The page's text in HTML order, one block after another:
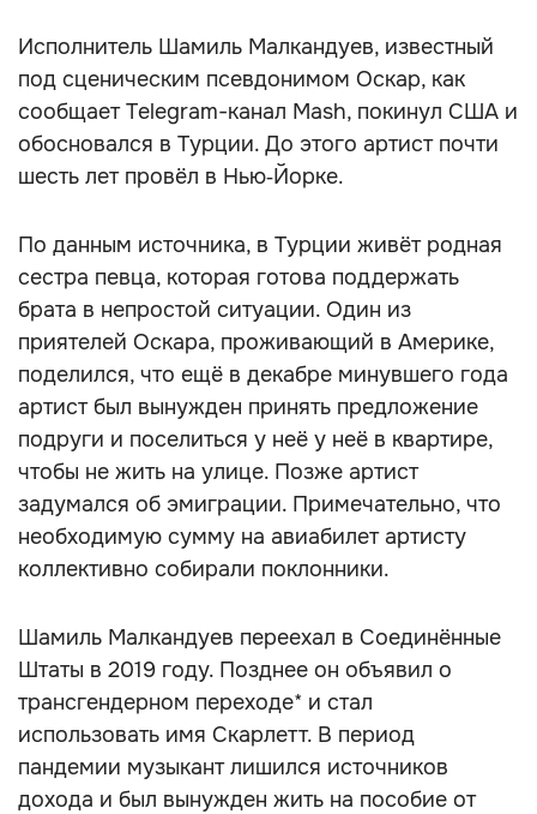
Исполнитель Шамиль Малкандуев, известный
под сценическим псевдонимом Оскар, как
сообщает Telegram-канал Mash, покинул США и
обосновался в Турции. До этого артист почти
шесть лет провёл в Нью‑Йорке.
По данным источника, в Турции живёт родная
сестра певца, которая готова поддержать
брата в непростой ситуации. Один из
приятелей Оскара, проживающий в Америке,
поделился, что ещё в декабре минувшего года
артист был вынужден принять предложение
подруги и поселиться у неё у неё в квартире,
чтобы не жить на улице. Позже артист
задумался об эмиграции. Примечательно, что
необходимую сумму на авиабилет артисту
коллективно собирали поклонники.
Шамиль Малкандуев переехал в Соединённые
Штаты в 2019 году. Позднее он объявил о
трансгендерном переходе* и стал
использовать имя Скарлетт. В период
пандемии музыкант лишился источников
дохода и был вынужден жить на пособие от